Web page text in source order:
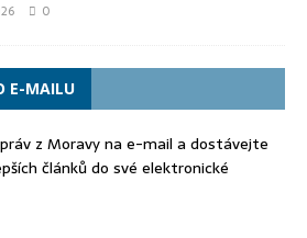
0
E-MAILU
z Moravy na e-mail a dostávejte
článků do své elektronické